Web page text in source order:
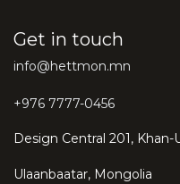
Get in touch
info@hettmon.mn
+976 7777-0456
Design Central 201, Khan-
Ulaanbaatar, Mongolia